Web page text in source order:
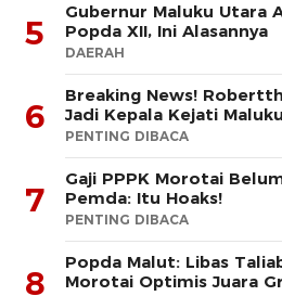
5
Gubernur Maluku Utara
Popda XII, Ini Alasannya
DAERAH
6
Breaking News!
Jadi Kepala Kejati
PENTING DIBACA
7
Gaji PPPK Morotai
Pemda: Itu Hoaks!
PENTING DIBACA
8
Popda Malut: Libas
Morotai Optimis Juara